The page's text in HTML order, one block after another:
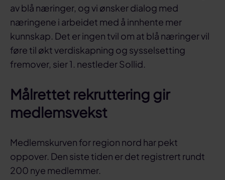
av blå næringer, og vi ønsker dialog med
næringene i arbeidet med å innhente mer
kunnskap. Det er ingen tvil om at blå næringer vil
føre til økt verdiskapning og sysselsetting
fremover, sier 1. nestleder Sollid.
Målrettet rekruttering gir
medlemsvekst
Medlemskurven for region nord har pekt
oppover. Den siste tiden er det registrert rundt
200 nye medlemmer.